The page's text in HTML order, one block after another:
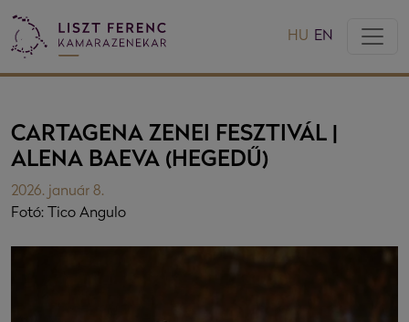
HU EN
CARTAGENA ZENEI FESZTIVÁL |
ALENA BAEVA (HEGEDŰ)
2026. január 8.
Fotó: Tico Angulo